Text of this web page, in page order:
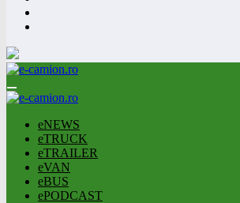
eNEWS
eTRUCK
eTRAILER
eVAN
eBUS
ePODCAST